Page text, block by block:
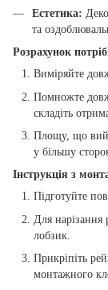
Естетика:
та
Розрахунок
Виміряйте
Помножте
складіть
Площу, що
у більшу
Інструкція з
Підготуйте
Для нарізання
лобзик.
Прикріпіть
монтажного